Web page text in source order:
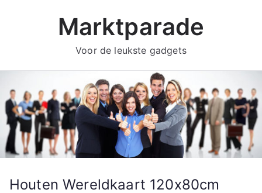
Marktparade
Voor de leukste gadgets
Houten Wereldkaart 120x80cm